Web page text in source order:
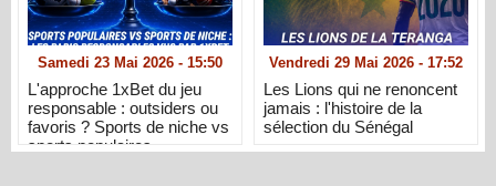
Samedi 23 Mai 2026 - 15:50
L'approche 1xBet du jeu
responsable : outsiders ou
favoris ? Sports de niche vs
sports populaires
Vendredi 29 Mai 2026 - 17:52
Les Lions qui ne renoncent
jamais : l'histoire de la
sélection du Sénégal